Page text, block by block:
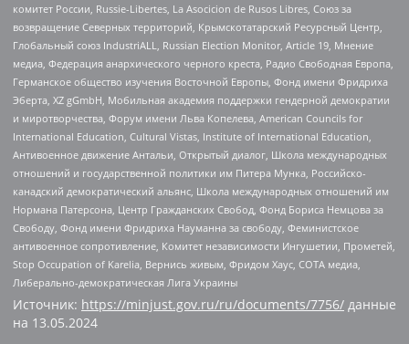
комитет России, Russie-Libertes, La Asocicion de Rusos Libres, Союз за
возвращение Северных территорий, Крымскотатарский Ресурсный Центр,
Глобальный союз IndustriALL, Russian Election Monitor, Article 19, Мнение
медиа, Федерация анархического черного креста, Радио Свободная Европа,
Германское общество изучения Восточной Европы, Фонд имени Фридриха
Эберта, XZ gGmbH, Мобильная академия поддержки гендерной демократии
и миротворчества, Форум имени Льва Копелева, American Councils for
International Education, Cultural Vistas, Institute of International Education,
Антивоенное движение Антальи, Открытый диалог, Школа международных
отношений и государственной политики им Питера Мунка, Российско-
канадский демократический альянс, Школа международных отношений им
Нормана Патерсона, Центр Гражданских Свобод, Фонд Бориса Немцова за
Свободу, Фонд имени Фридриха Науманна за свободу, Феминистское
антивоенное сопротивление, Комитет независимости Ингушетии, Прометей,
Stop Occupation of Karelia, Вернись живым, Фридом Хаус, СОТА медиа,
Либерально-демократическая Лига Украины
Источник: https://minjust.gov.ru/ru/documents/7756/ данные
на 13.05.2024